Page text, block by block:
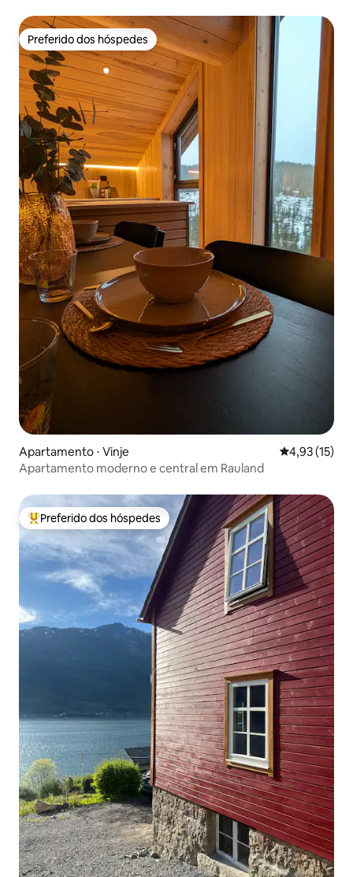
Preferido dos hóspedes
Preferido dos hóspedes
Apartamento ⋅ Vinje 4,93 de uma
4,93 (15)
Apartamento moderno e central em Rauland
Entre os melhores preferidos dos hóspedes
Preferido dos hóspedes